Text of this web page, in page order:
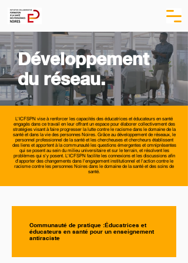
Développement
du réseau.
L'ICFSPN vise à renforcer les capacités des éducatrices et éducateurs en santé
engagés dans ce travail en leur offrant un espace pour élaborer collectivement des
stratégies visant à faire progresser la lutte contre le racisme dans le domaine de la
santé et dans la vie des personnes Noires. Grâce au développement de réseaux, le
personnel professionnel de la santé et les chercheuses et chercheurs établissent
des liens et apportent à la communauté les questions émergentes et omniprésentes
qui se posent au sein du milieu universitaire et sur le terrain, et résolvent les
problèmes qui s'y posent. L'ICFSPN facilite les connexions et les discussions afin
d'apporter des changements dans l'engagement institutionnel et l'action contre le
racisme contre les personnes Noires dans le domaine de la santé et des soins de
santé.
Communauté de pratique :Éducatrices et
éducateurs en santé pour un enseignement
antiraciste